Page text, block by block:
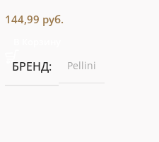
144,99 руб.
БРЕНД Pellini